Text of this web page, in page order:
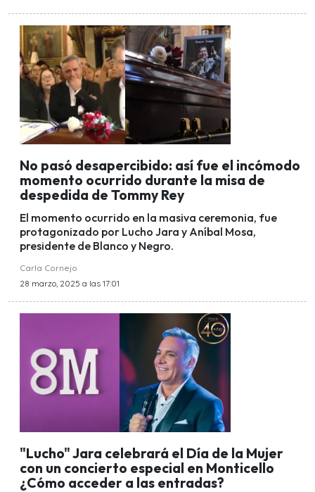
No pasó desapercibido: así fue el incómodo
momento ocurrido durante la misa de
despedida de Tommy Rey
El momento ocurrido en la masiva ceremonia, fue
protagonizado por Lucho Jara y Aníbal Mosa,
presidente de Blanco y Negro.
Carla Cornejo
28 marzo, 2025 a las 17:01
"Lucho" Jara celebrará el Día de la Mujer
con un concierto especial en Monticello
¿Cómo acceder a las entradas?